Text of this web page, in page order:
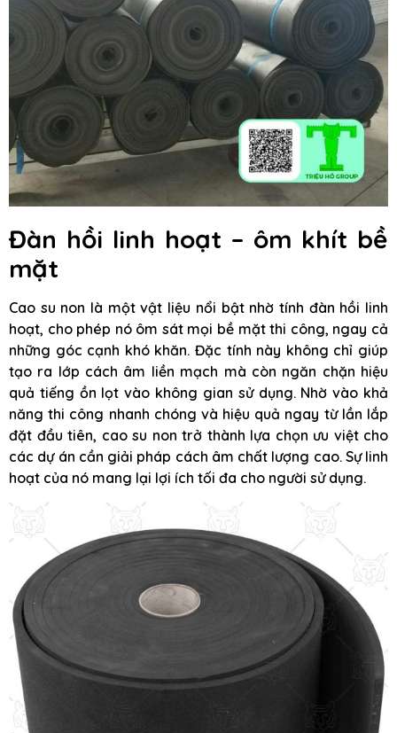
Đàn hồi linh hoạt – ôm khít bề
mặt
Cao su non là một vật liệu nổi bật nhờ tính đàn hồi linh
hoạt, cho phép nó ôm sát mọi bề mặt thi công, ngay cả
những góc cạnh khó khăn. Đặc tính này không chỉ giúp
tạo ra lớp cách âm liền mạch mà còn ngăn chặn hiệu
quả tiếng ồn lọt vào không gian sử dụng. Nhờ vào khả
năng thi công nhanh chóng và hiệu quả ngay từ lần lắp
đặt đầu tiên, cao su non trở thành lựa chọn ưu việt cho
các dự án cần giải pháp cách âm chất lượng cao. Sự linh
hoạt của nó mang lại lợi ích tối đa cho người sử dụng.